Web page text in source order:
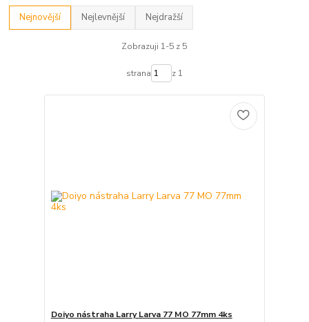
Nejnovější Nejlevnější Nejdražší
Zobrazuji 1-5 z 5
strana z 1
Doiyo nástraha Larry Larva 77 MO 77mm 4ks